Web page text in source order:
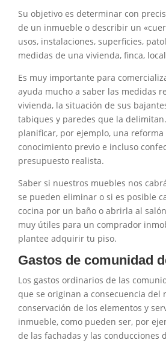
Su objetivo es determinar con
de un inmueble o describir un
usos, instalaciones, superficies,
medidas de una vivienda, finca,
Es muy importante para
ayuda mucho a saber las medidas
vivienda, la situación de sus
tabiques y paredes que la
planificar, por ejemplo, una reforma
conocimiento previo e incluso
presupuesto realista.
Saber si nuestros muebles nos
se pueden eliminar o si es posible
cocina por un baño o abrirla al
muy útiles para un comprador
plantee adquirir tu piso.
Gastos de comunidad
Los gastos ordinarios de las
que se originan a consecuencia del
conservación de los elementos y
inmueble, como pueden ser, por
de las fachadas y las conducciones